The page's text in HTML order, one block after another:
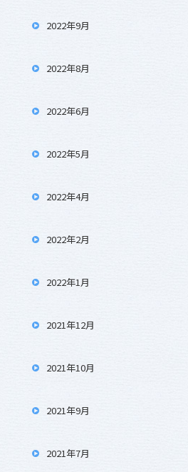
2022年9月
2022年8月
2022年6月
2022年5月
2022年4月
2022年2月
2022年1月
2021年12月
2021年10月
2021年9月
2021年7月